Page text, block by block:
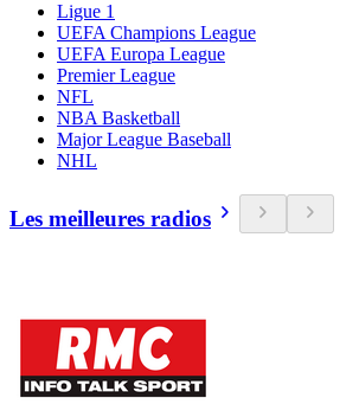
Ligue 1
UEFA Champions League
UEFA Europa League
Premier League
NFL
NBA Basketball
Major League Baseball
NHL
Les meilleures radios